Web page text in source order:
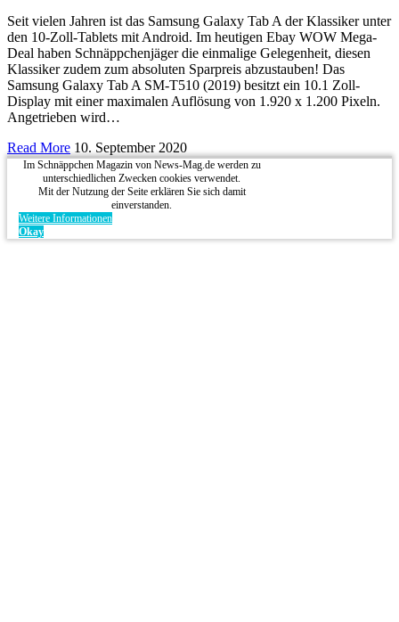
Seit vielen Jahren ist das Samsung Galaxy Tab A der Klassiker unter
den 10-Zoll-Tablets mit Android. Im heutigen Ebay WOW Mega-
Deal haben Schnäppchenjäger die einmalige Gelegenheit, diesen
Klassiker zudem zum absoluten Sparpreis abzustauben! Das
Samsung Galaxy Tab A SM-T510 (2019) besitzt ein 10.1 Zoll-
Display mit einer maximalen Auflösung von 1.920 x 1.200 Pixeln.
Angetrieben wird…
Read More 10. September 2020
Im Schnäppchen Magazin von News-Mag.de werden zu
unterschiedlichen Zwecken cookies verwendet.
Mit der Nutzung der Seite erklären Sie sich damit
einverstanden.
Weitere Informationen
Okay